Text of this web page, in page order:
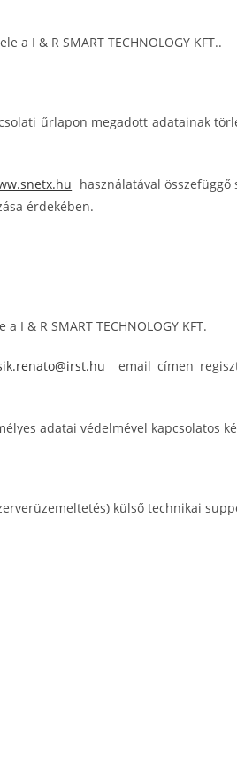
I & R SMART TECHNOLOGY KFT..
űrlapon megadott adatainak
használatával
érdekében.
& R SMART TECHNOLOGY KFT.
email címen
adatai védelmével kapcsolatos
külső technikai